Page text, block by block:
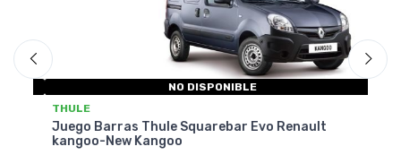
NO DISPONIBLE
THULE
Juego Barras Thule Squarebar Evo Renault
kangoo-New Kangoo